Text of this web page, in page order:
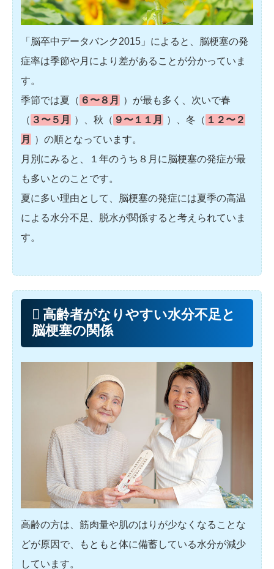
「脳卒中データバンク2015」によると、脳梗塞の発
症率は季節や月により差があることが分かっていま
す。
季節では夏（ ６〜８月
）が最も多く、次いで春
（ ３〜５月 ）、秋（ ９〜１１月 ）、冬（ １２〜２
月
）の順となっています。
月別にみると、１年のうち８月に脳梗塞の発症が最
も多いとのことです。
夏に多い理由として、脳梗塞の発症には夏季の高温
による水分不足、脱水が関係すると考えられていま
す。
高齢者がなりやすい水分不足と
脳梗塞の関係
高齢の方は、筋肉量や肌のはりが少なくなることな
どが原因で、もともと体に備蓄している水分が減少
しています。